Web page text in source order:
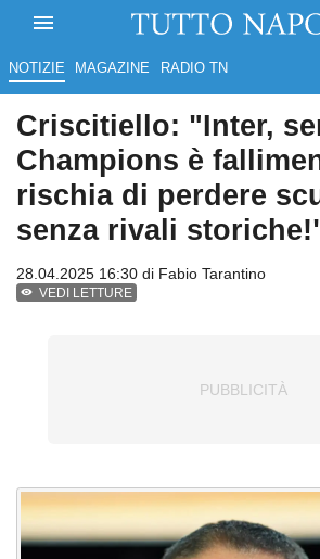
NOTIZIE MAGAZINE RADIO TN
Criscitiello: "Inter,
Champions è
rischia di perdere
senza rivali
28.04.2025 16:30 di Fabio Tarantino
VEDI LETTURE